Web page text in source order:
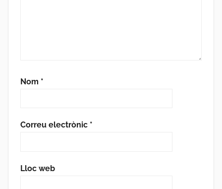
Nom *
Correu electrònic *
Lloc web